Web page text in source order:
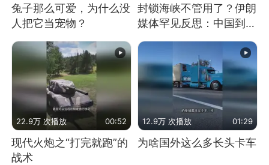
兔子那么可爱，为什么没
人把它当宠物？
封锁海峡不管用了？伊朗
媒体罕见反思：中国到底
是不是在"拆台"
22.9万 次播放 00:52
现代火炮之“打完就跑”的
战术
12.9万 次播放 01:29
为啥国外这么多长头卡车